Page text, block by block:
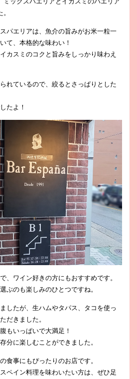
パエリアは、魚介の旨みがお米一粒一
て、本格的な味わい！
カスミのコクと旨みをしっかり味わえ
れているので、絞るとさっぱりとした
たよ！
、ワイン好きの方にもおすすめです。
ぶのも楽しみのひとつですね。
したが、生ハムやタパス、タコを使っ
だきました。
もいっぱいで大満足！
分に楽しむことができました。
食事にもぴったりのお店です。
ペイン料理を味わいたい方は、ぜひ足